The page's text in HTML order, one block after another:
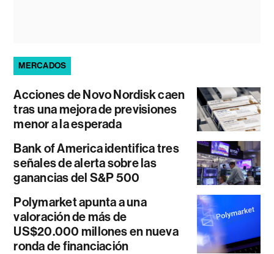
MERCADOS
Acciones de Novo Nordisk caen
tras una mejora de previsiones
menor a la esperada
Bank of America identifica tres
señales de alerta sobre las
ganancias del S&P 500
Polymarket apunta a una
valoración de más de
US$20.000 millones en nueva
ronda de financiación